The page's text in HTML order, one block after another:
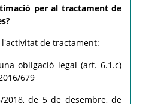
per al tractament de
de tractament:
obligació legal (art. 6.1.c)
679
de 5 de desembre, de